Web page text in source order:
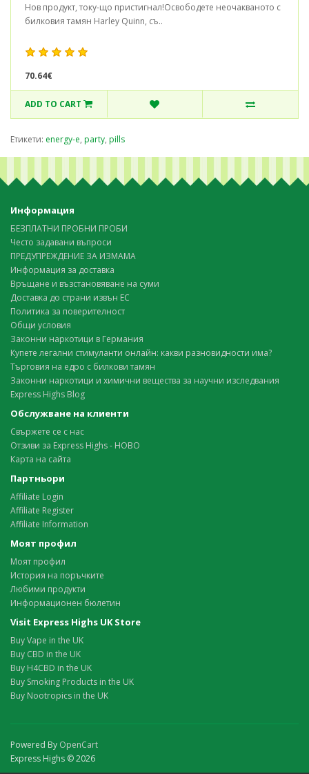
Нов продукт, току-що пристигнал!Освободете неочакваното с
билковия тамян Harley Quinn, съ..
70.64€
ADD TO CART
Етикети: energy-e, party, pills
Информация
БЕЗПЛАТНИ ПРОБНИ ПРОБИ
Често задавани въпроси
ПРЕДУПРЕЖДЕНИЕ ЗА ИЗМАМА
Информация за доставка
Връщане и възстановяване на суми
Доставка до страни извън ЕС
Политика за поверителност
Общи условия
Законни наркотици в Германия
Купете легални стимуланти онлайн: какви разновидности има?
Търговия на едро с билкови тамян
Законни наркотици и химични вещества за научни изследвания
Express Highs Blog
Обслужване на клиенти
Свържете се с нас
Отзиви за Express Highs - НОВО
Карта на сайта
Партньори
Affiliate Login
Affiliate Register
Affiliate Information
Моят профил
Моят профил
История на поръчките
Любими продукти
Информационен бюлетин
Visit Express Highs UK Store
Buy Vape in the UK
Buy CBD in the UK
Buy H4CBD in the UK
Buy Smoking Products in the UK
Buy Nootropics in the UK
Powered By OpenCart
Express Highs © 2026